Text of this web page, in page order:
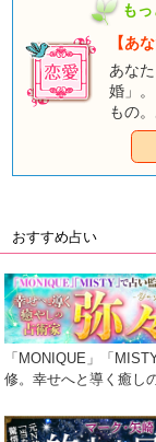
も
【あ
あな
婚」
もの
ット
おすすめ占い
「MONIQUE」「
修。幸せへと導く癒し